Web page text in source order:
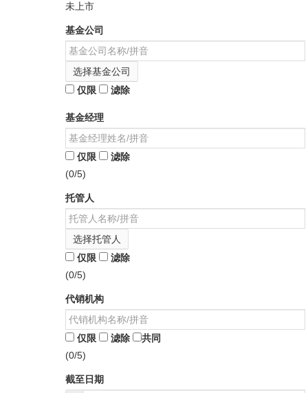
未上市
基金公司
选择基金公司
仅限
滤除
基金经理
仅限
滤除
(0/5)
托管人
选择托管人
仅限
滤除
(0/5)
代销机构
仅限 滤除
共同
(0/5)
截至日期